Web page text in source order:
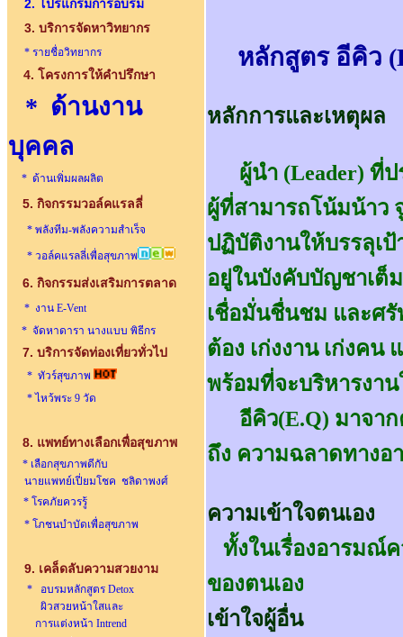
2. โปรแกรมการอบรม
3. บริการจัดหาวิทยากร
* รายชื่อวิทยากร
4. โครงการให้คำปรึกษา
* ด้านงาน
บุคคล
* ด้านเพิ่มผลผลิต
5. กิจกรรมวอล์คแรลลี่
* พลังทีม-พลังความสำเร็จ
* วอล์คแรลลี่เพื่อสุขภาพ
6. กิจกรรมส่งเสริมการตลาด
* งาน E-Vent
* จัดหาดารา นางแบบ พิธีกร
7. บริการจัดท่องเที่ยวทั่วไป
* ทัวร์สุขภาพ
* ไหว้พระ 9 วัด
8. แพทย์ทางเลือกเพื่อสุขภาพ
* เลือกสุขภาพดีกับ
นายแพทย์เปี่ยมโชค ชลิดาพงศ์
* โรคภัยควรรู้
* โภชนบำบัดเพื่อสุขภาพ
9. เคล็ดลับความสวยงาม
* อบรมหลักสูตร Detox
ผิวสวยหน้าใสและ
การแต่งหน้า Intrend
หลักสูตร อีคิว
หลักการและเหตุผล
ผู้นำ (Leader) ที่
ผู้ที่สามารถโน้มน้าว
ปฏิบัติงานให้บรรลุเ
อยู่ในบังคับบัญชาเต็
เชื่อมั่นชื่นชม และศ
ต้อง เก่งงาน เก่งคน
พร้อมที่จะบริหารงาน
อีคิว(E.Q) มาจาก
ถึง ความฉลาดทาง
ความเข้าใจตนเอง
ทั้งในเรื่องอารมณ์
ของตนเอง
เข้าใจผู้อื่น